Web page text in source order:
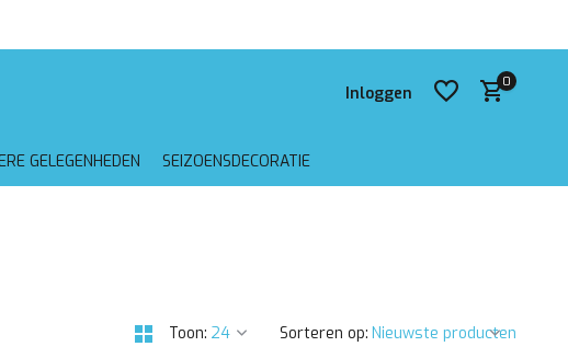
Inloggen
0
GELEGENHEDEN SEIZOENSDECORATIE
Toon: Sorteren op: